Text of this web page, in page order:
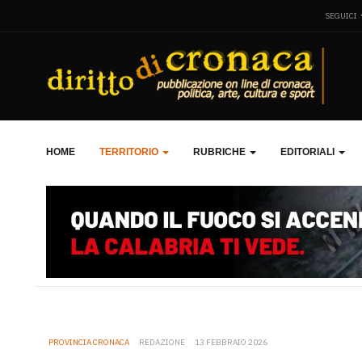
SEGUICI
HOME TERRITORIO RUBRICHE EDITORIALI
PROVINCIA CRONACA REDAZIONE 13 FEBBRAIO 2026